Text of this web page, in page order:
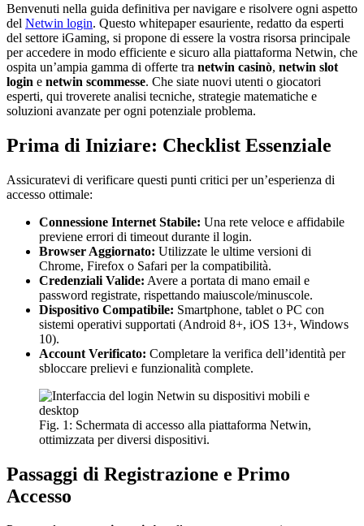
Benvenuti nella guida definitiva per navigare e risolvere ogni aspetto
del Netwin login. Questo whitepaper esauriente, redatto da esperti
del settore iGaming, si propone di essere la vostra risorsa principale
per accedere in modo efficiente e sicuro alla piattaforma Netwin, che
ospita un’ampia gamma di offerte tra netwin casinò, netwin slot
login e netwin scommesse. Che siate nuovi utenti o giocatori
esperti, qui troverete analisi tecniche, strategie matematiche e
soluzioni avanzate per ogni potenziale problema.
Prima di Iniziare: Checklist Essenziale
Assicuratevi di verificare questi punti critici per un’esperienza di
accesso ottimale:
Connessione Internet Stabile: Una rete veloce e affidabile
previene errori di timeout durante il login.
Browser Aggiornato: Utilizzate le ultime versioni di
Chrome, Firefox o Safari per la compatibilità.
Credenziali Valide: Avere a portata di mano email e
password registrate, rispettando maiuscole/minuscole.
Dispositivo Compatibile: Smartphone, tablet o PC con
sistemi operativi supportati (Android 8+, iOS 13+, Windows
10).
Account Verificato: Completare la verifica dell’identità per
sbloccare prelievi e funzionalità complete.
Fig. 1: Schermata di accesso alla piattaforma Netwin,
ottimizzata per diversi dispositivi.
Passaggi di Registrazione e Primo
Accesso